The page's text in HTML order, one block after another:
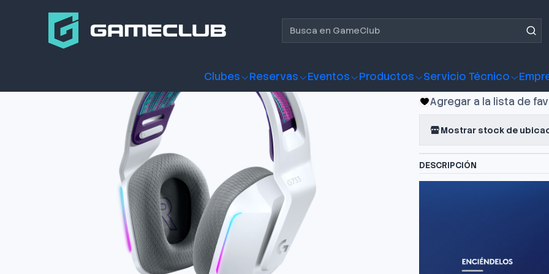
Clubes Reservas Eventos Productos Servicio Técnico
Productos
Audífono
Lightspeed
Agregar a la lista de
Mostrar stock de
DESCRIPCIÓN